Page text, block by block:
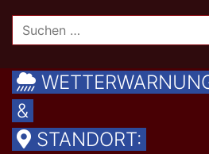
Suchen
nach:
&
STANDORT: